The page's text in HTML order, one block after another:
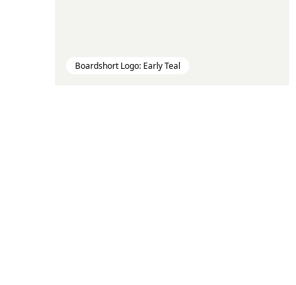
Boardshort Logo: Early Teal